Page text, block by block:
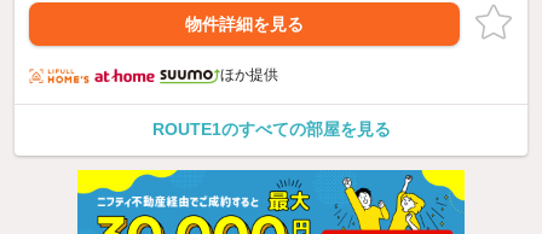
物件詳細を見る
ほか提供
ROUTE1のすべての部屋を見る